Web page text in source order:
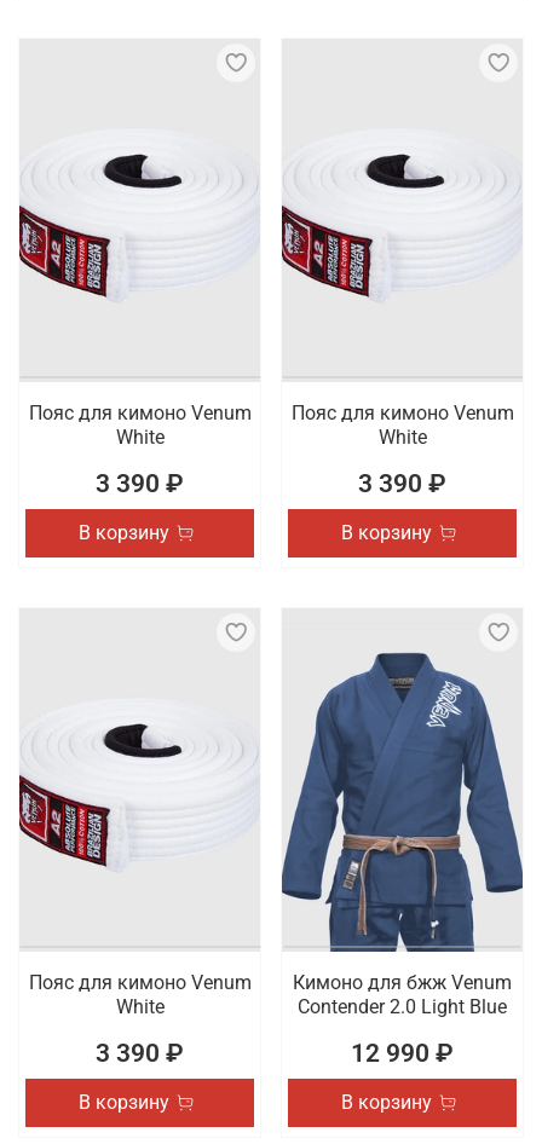
Пояс для кимоно Venum
White
3 390 ₽
В корзину
Пояс для кимоно Venum
White
3 390 ₽
В корзину
Пояс для кимоно Venum
White
3 390 ₽
В корзину
Кимоно для бжж Venum
Contender 2.0 Light Blue
12 990 ₽
В корзину